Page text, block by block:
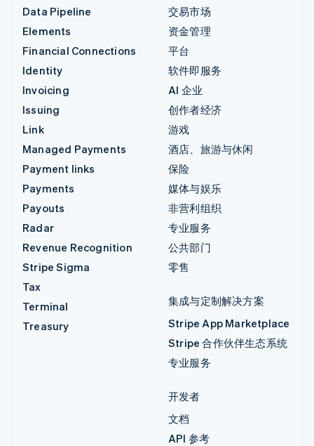
Data Pipeline
Elements
Financial Connections
Identity
Invoicing
Issuing
Link
Managed Payments
Payment links
Payments
Payouts
Radar
Revenue Recognition
Stripe Sigma
Tax
Terminal
Treasury
交易市场
资金管理
平台
软件即服务
AI 企业
创作者经济
游戏
酒店、旅游与休闲
保险
媒体与娱乐
非营利组织
专业服务
公共部门
零售
集成与定制解决方案
Stripe App Marketplace
Stripe 合作伙伴生态系统
专业服务
开发者
文档
API 参考